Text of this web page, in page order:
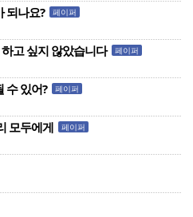
되나요? 페이퍼
고 싶지 않았습니다 페이퍼
수 있어? 페이퍼
모두에게 페이퍼